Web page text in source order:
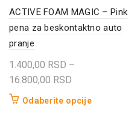
proizvoda.
ACTIVE FOAM MAGIC – Pink
pena za beskontaktno auto
pranje
1.400,00 RSD –
16.800,00 RSD
od
Odaberite opcijeOvaj